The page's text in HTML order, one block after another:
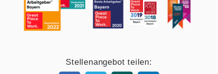
Stellenangebot teilen: